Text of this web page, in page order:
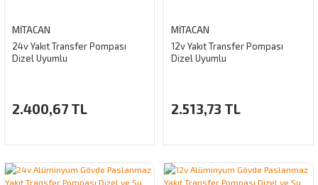
MİTACAN
24v Yakıt Transfer Pompası
Dizel Uyumlu
2.400,67 TL
MİTACAN
12v Yakıt Transfer Pompası
Dizel Uyumlu
2.513,73 TL